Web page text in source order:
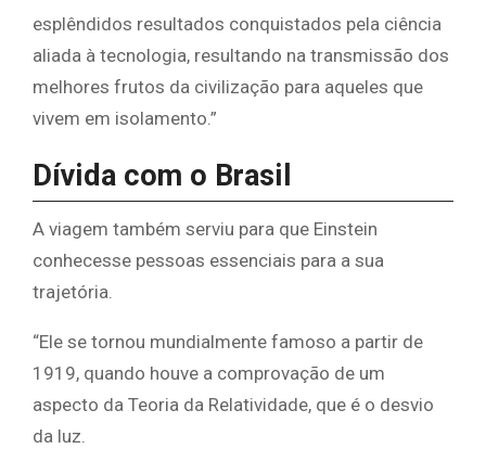
esplêndidos resultados conquistados pela ciência
aliada à tecnologia, resultando na transmissão dos
melhores frutos da civilização para aqueles que
vivem em isolamento.”
Dívida com o Brasil
A viagem também serviu para que Einstein
conhecesse pessoas essenciais para a sua
trajetória.
“Ele se tornou mundialmente famoso a partir de
1919, quando houve a comprovação de um
aspecto da Teoria da Relatividade, que é o desvio
da luz.